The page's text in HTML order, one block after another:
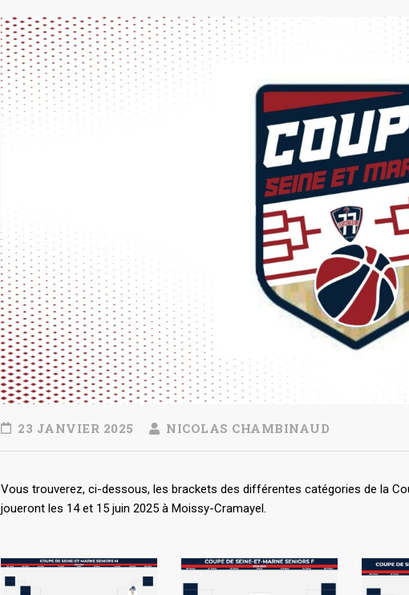
23 JANVIER 2025 NICOLAS CHAMBINAUD
Vous trouverez, ci-dessous, les brackets des différentes catégories de la
joueront les 14 et 15 juin 2025 à Moissy-Cramayel.